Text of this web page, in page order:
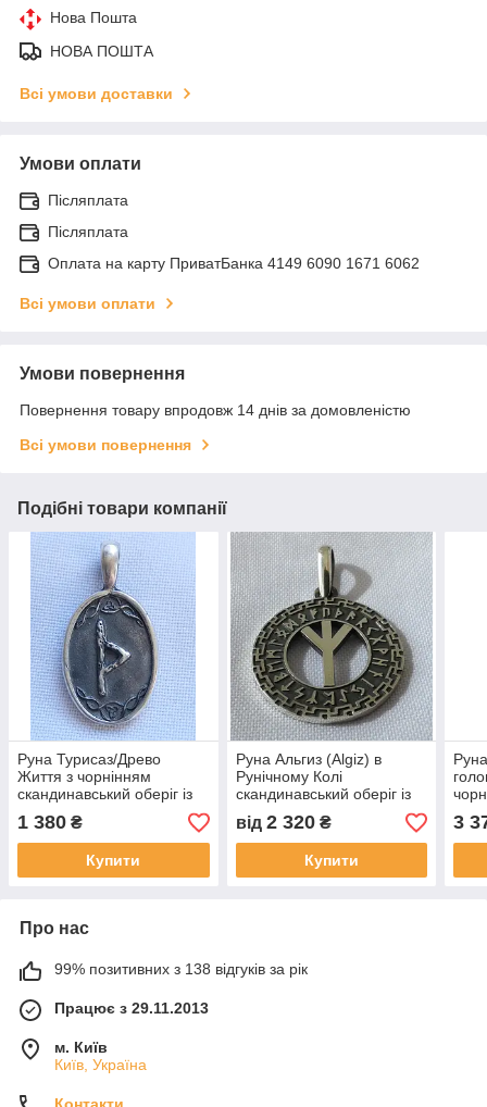
Нова Пошта
НОВА ПОШТА
Всі умови доставки
Умови оплати
Післяплата
Післяплата
Оплата на карту ПриватБанка 4149 6090 1671 6062
Всі умови оплати
Умови повернення
Повернення товару впродовж 14 днів за домовленістю
Всі умови повернення
Подібні товари компанії
Руна Турисаз/Древо
Життя з чорнінням
скандинавський оберіг із
срібла 925 проби
1 380 ₴
Купити
Руна Альгиз (Algiz) в
Рунічному Колі
скандинавський оберіг із
срібла 925 проби
від 2 320₴
Купити
3
Про нас
99% позитивних з 138 відгуків за рік
Працює з 29.11.2013
м. Київ
Київ, Україна